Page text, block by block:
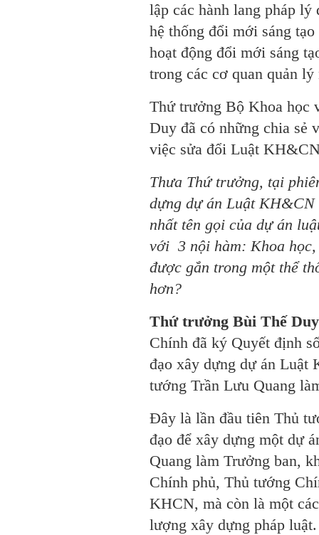
lập các hành lang pháp lý
hệ thống đổi mới sáng
hoạt động đổi mới sáng
trong các cơ quan quản lý
Thứ trưởng Bộ Khoa học
Duy đã có những chia sẻ
việc sửa đổi Luật
Thưa Thứ trưởng, tại
dựng dự án Luật KH&CN
nhất tên gọi của dự án
với 3 nội hàm: Khoa học,
được gắn trong một thể
hơn?
Thứ trưởng Bùi Thế
Chính đã ký Quyết định
đạo xây dựng dự án Luật
tướng Trần Lưu Quang
Đây là lần đầu tiên Thủ
đạo để xây dựng một dự
Quang làm Trưởng ban,
Chính phủ, Thủ tướng
KHCN, mà còn là một
lượng xây dựng pháp luật.